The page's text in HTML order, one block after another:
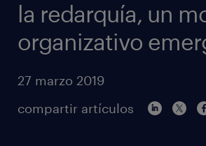
la redarquía, un
organizativo
27 marzo 2019
compartir artículos